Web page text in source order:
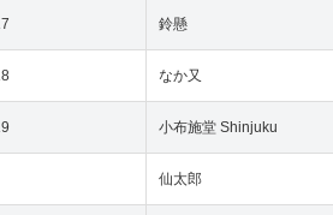
鈴懸
なか又
小布施堂 Shinjuku
仙太郎